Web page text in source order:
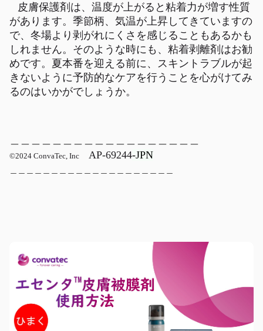
皮膚保護剤は、温度が上がると粘着力が増す性質
があります。季節柄、気温が上昇してきていますの
で、冬場より剥がれにくさを感じることもあるかも
しれません。そのような時にも、粘着剥離剤はお勧
めです。夏本番を迎える前に、スキントラブルが起
きないように予防的なケアを行うことを心がけてみ
るのはいかがでしょうか。
©2024 ConvaTec, Inc AP-69244-JPN